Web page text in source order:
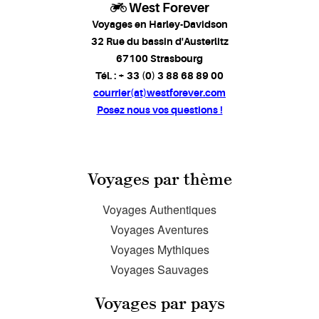
West Forever
Voyages en Harley-Davidson
32 Rue du bassin d'Austerlitz
67100 Strasbourg
Tél. : + 33 (0) 3 88 68 89 00
courrier(at)westforever.com
Posez nous vos questions !
Voyages par thème
Voyages Authentiques
Voyages Aventures
Voyages Mythiques
Voyages Sauvages
Voyages par pays